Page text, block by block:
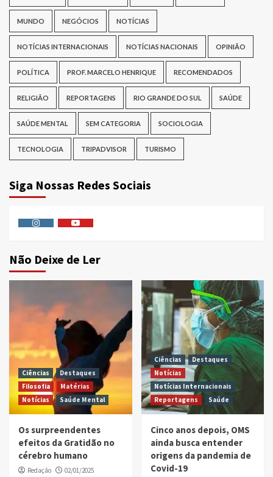
MUNDO NEGÓCIOS NOTÍCIAS
NOTÍCIAS INTERNACIONAIS NOTÍCIAS NACIONAIS OPINIÃO
POLÍTICA PROF. MARCELO HENRIQUE RECOMENDADOS
RELIGIÃO REPORTAGENS RIO GRANDE DO SUL SAÚDE
SAÚDE MENTAL SEM CATEGORIA SOCIOLOGIA
TECNOLOGIA TRIPADVISOR TURISMO
Siga Nossas Redes Sociais
Não Deixe de Ler
Ciências
Destaques
Filosofia
Matérias
Notícias
Saúde Mental
Os surpreendentes
efeitos da Gratidão no
cérebro humano
Redação 02/01/2025
Ciências
Destaques
Notícias
Notícias Internacionais
Reportagens
Saúde
Cinco anos depois, OMS
ainda busca entender
origens da pandemia de
Covid-19